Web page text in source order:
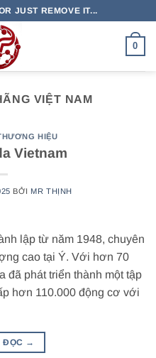
JUST REMOVE IT...
0
VIỆT NAM
HIỆU
Vietnam
BỞI MR THỊNH
lập từ năm 1948, chuyên
cao tại Ý. Với hơn 70
đã phát triển thành một tập
hơn 110.000 động cơ với
ĐỌC →